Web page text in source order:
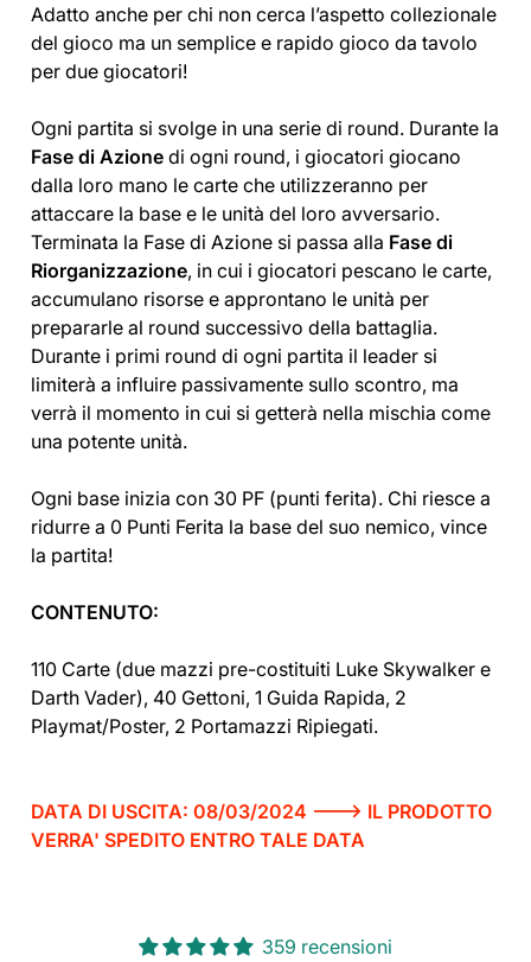
Adatto anche per chi non cerca l’aspetto collezionale
del gioco ma un semplice e rapido gioco da tavolo
per due giocatori!
Ogni partita si svolge in una serie di round. Durante la
Fase di Azione di ogni round, i giocatori giocano
dalla loro mano le carte che utilizzeranno per
attaccare la base e le unità del loro avversario.
Terminata la Fase di Azione si passa alla Fase di
Riorganizzazione, in cui i giocatori pescano le carte,
accumulano risorse e approntano le unità per
prepararle al round successivo della battaglia.
Durante i primi round di ogni partita il leader si
limiterà a influire passivamente sullo scontro, ma
verrà il momento in cui si getterà nella mischia come
una potente unità.
Ogni base inizia con 30 PF (punti ferita). Chi riesce a
ridurre a 0 Punti Ferita la base del suo nemico, vince
la partita!
CONTENUTO:
110 Carte (due mazzi pre-costituiti Luke Skywalker e
Darth Vader), 40 Gettoni, 1 Guida Rapida, 2
Playmat/Poster, 2 Portamazzi Ripiegati.
DATA DI USCITA: 08/03/2024 ---> IL PRODOTTO
VERRA' SPEDITO ENTRO TALE DATA
359 recensioni